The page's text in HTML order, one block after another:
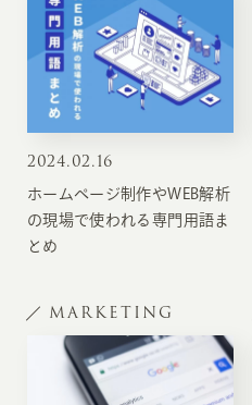
2024.02.16
ホームページ制作やWEB解析
の現場で使われる専門用語ま
とめ
MARKETING